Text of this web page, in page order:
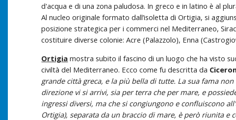
d'acqua e di una zona paludosa. In greco e in latino è al
Al nucleo originale formato dall’isoletta di Ortigia, si
posizione strategica per i commerci nel Mediterraneo,
costituire diverse colonie: Acre (Palazzolo), Enna
Ortigia mostra subito il fascino di un luogo che ha visto
civiltà del Mediterraneo. Ecco come fu descritta da
grande città greca, e la più bella di tutte. La sua fama
direzione vi si arrivi, sia per terra che per mare, e
ingressi diversi, ma che si congiungono e confluiscono
Ortigia), separata da un braccio di mare, è però riunita e